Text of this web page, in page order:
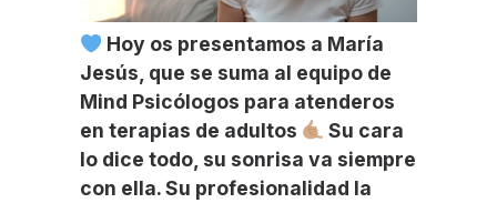
Hoy os presentamos a María
Jesús, que se suma al equipo de
Mind Psicólogos para atenderos
en terapias de adultos
Su cara
lo dice todo, su sonrisa va siempre
con ella. Su profesionalidad la